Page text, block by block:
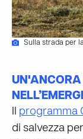
Sulla strada per
programma
di salvezza